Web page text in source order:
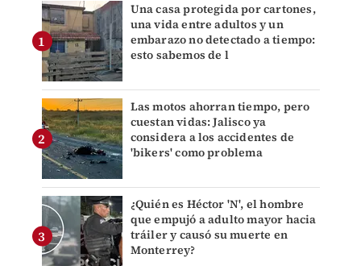
Una casa protegida por cartones,
una vida entre adultos y un
embarazo no detectado a tiempo:
esto sabemos de l
Las motos ahorran tiempo, pero
cuestan vidas: Jalisco ya
considera a los accidentes de
'bikers' como problema
¿Quién es Héctor 'N', el hombre
que empujó a adulto mayor hacia
tráiler y causó su muerte en
Monterrey?